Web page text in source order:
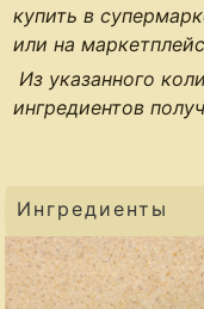
купить в
или на
Из указанного
ингредиентов
Ингредиенты